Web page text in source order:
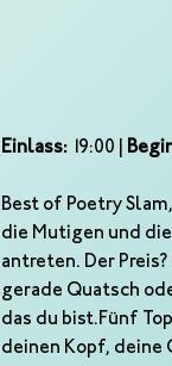
Einlass: 19:00 |
Best of Poetry
die Mutigen und
antreten. Der
gerade Quatsch
das du bist.Fünf
deinen Kopf, deine